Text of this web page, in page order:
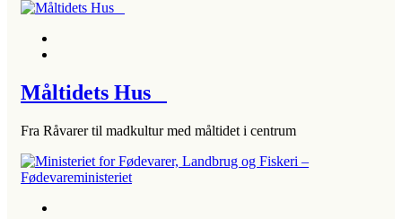
Måltidets Hus
Fra Råvarer til madkultur med måltidet i centrum